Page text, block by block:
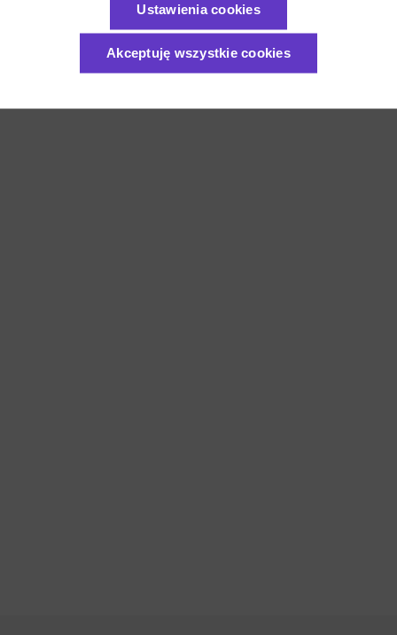
Akceptuję wszystkie cookies
Ustawienia cookies